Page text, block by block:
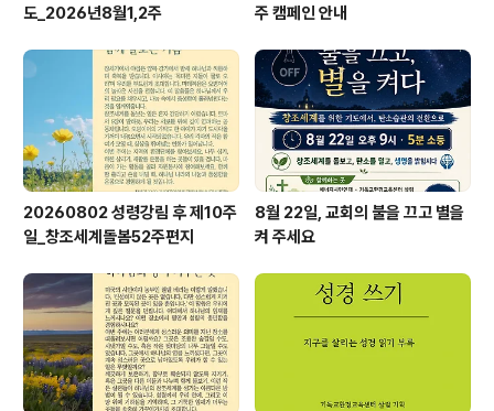
도_2026년8월1,2주
주 캠페인 안내
20260802 성령강림 후 제10주
일_창조세계돌봄52주편지
8월 22일, 교회의 불을 끄고 별을
켜 주세요